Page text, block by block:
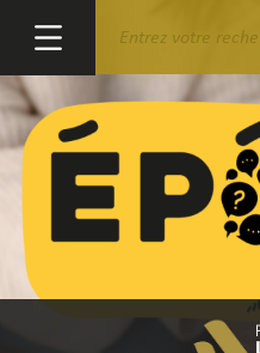
principal